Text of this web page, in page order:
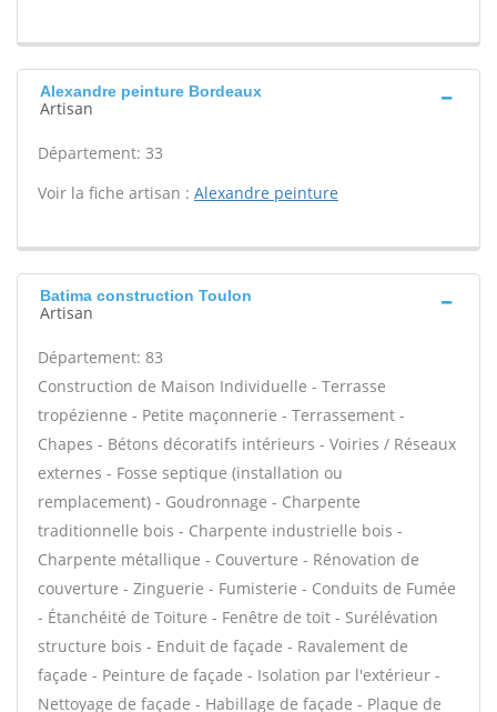
Alexandre peinture Bordeaux
Artisan
Département: 33
Voir la fiche artisan : Alexandre peinture
Batima construction Toulon
Artisan
Département: 83
Construction de Maison Individuelle - Terrasse
tropézienne - Petite maçonnerie - Terrassement -
Chapes - Bétons décoratifs intérieurs - Voiries / Réseaux
externes - Fosse septique (installation ou
remplacement) - Goudronnage - Charpente
traditionnelle bois - Charpente industrielle bois -
Charpente métallique - Couverture - Rénovation de
couverture - Zinguerie - Fumisterie - Conduits de Fumée
- Étanchéité de Toiture - Fenêtre de toit - Surélévation
structure bois - Enduit de façade - Ravalement de
façade - Peinture de façade - Isolation par l'extérieur -
Nettoyage de façade - Habillage de façade - Plaque de